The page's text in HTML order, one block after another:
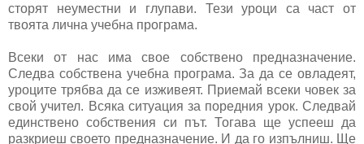
сторят неуместни и глупави. Тези уроци са част от
твоята лична учебна програма.
Всеки от нас има свое собствено предназначение.
Следва собствена учебна програма. За да се овладеят,
уроците трябва да се изживеят. Приемай всеки човек за
свой учител. Всяка ситуация за поредния урок. Следвай
единствено собствения си път. Тогава ще успееш да
разкриеш своето предназначение. И да го изпълниш. Ще